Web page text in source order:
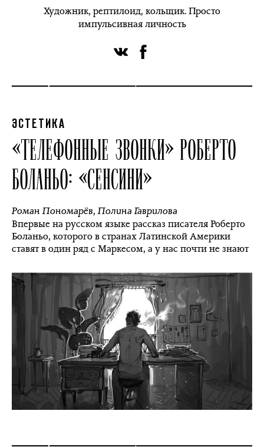
Художник, рептилоид, кольщик. Просто
импульсивная личность
ЭСТЕТИКА
«ТЕЛЕФОННЫЕ ЗВОНКИ­» РОБЕРТО
БОЛАНЬО: «СЕНСИНИ»
Роман Пономарёв,Полина Гаврилова
Впервые на русском языке рассказ писателя Роберто
Боланьо, которого в странах Латинской Америки
ставят в один ряд с Маркесом, а у нас почти не знают